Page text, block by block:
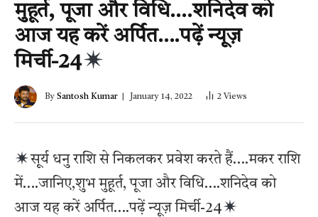
मुहूर्त, पूजा और विधि….शनिदेव को
आज यह करें अर्पित….पढ़ें न्यूज़
मिर्ची-24
By Santosh Kumar January 14, 2022 2 Views
सूर्य धनु राशि से निकलकर प्रवेश करते हैं….मकर राशि
में….जानिए,शुभ मुहूर्त, पूजा और विधि….शनिदेव को
आज यह करें अर्पित….पढ़ें न्यूज़ मिर्ची-24